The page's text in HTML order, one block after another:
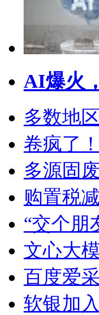
AI爆火
多数地
卷疯了
多源固
购置税
“交个朋
文心大
百度爱
软银加